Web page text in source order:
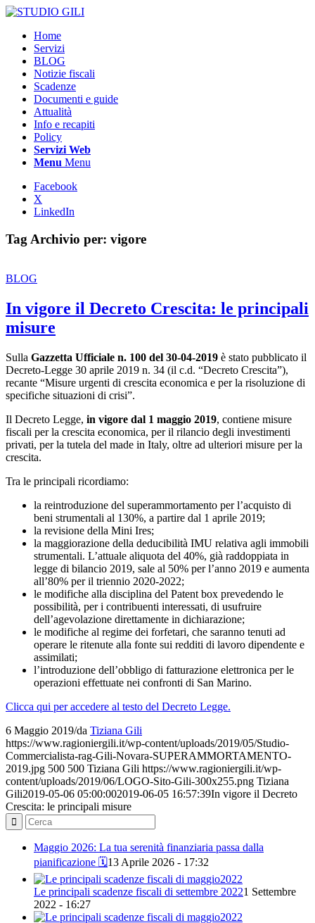
Home
Servizi
BLOG
Notizie fiscali
Scadenze
Documenti e guide
Attualità
Info e recapiti
Policy
Servizi Web
Menu Menu
Facebook
X
LinkedIn
Tag Archivio per: vigore
BLOG
In vigore il Decreto Crescita: le principali
misure
Sulla Gazzetta Ufficiale n. 100 del 30-04-2019 è stato pubblicato il
Decreto-Legge 30 aprile 2019 n. 34 (il c.d. “Decreto Crescita”),
recante “Misure urgenti di crescita economica e per la risoluzione di
specifiche situazioni di crisi”.
Il Decreto Legge, in vigore dal 1 maggio 2019, contiene misure
fiscali per la crescita economica, per il rilancio degli investimenti
privati, per la tutela del made in Italy, oltre ad ulteriori misure per la
crescita.
Tra le principali ricordiamo:
la reintroduzione del superammortamento per l’acquisto di
beni strumentali al 130%, a partire dal 1 aprile 2019;
la revisione della Mini Ires;
la maggiorazione della deducibilità IMU relativa agli immobili
strumentali. L’attuale aliquota del 40%, già raddoppiata in
legge di bilancio 2019, sale al 50% per l’anno 2019 e aumenta
all’80% per il triennio 2020-2022;
le modifiche alla disciplina del Patent box prevedendo le
possibilità, per i contribuenti interessati, di usufruire
dell’agevolazione direttamente in dichiarazione;
le modifiche al regime dei forfetari, che saranno tenuti ad
operare le ritenute alla fonte sui redditi di lavoro dipendente e
assimilati;
l’introduzione dell’obbligo di fatturazione elettronica per le
operazioni effettuate nei confronti di San Marino.
Clicca qui per accedere al testo del Decreto Legge.
6 Maggio 2019/da Tiziana Gili
https://www.ragioniergili.it/wp-content/uploads/2019/05/Studio-
Commercialista-rag-Gili-Novara-SUPERAMMORTAMENTO-
2019.jpg 500 500 Tiziana Gili https://www.ragioniergili.it/wp-
content/uploads/2019/06/LOGO-Sito-Gili-300x255.png Tiziana
Gili2019-05-06 05:00:002019-06-05 16:57:39In vigore il Decreto
Crescita: le principali misure
Maggio 2026: La tua serenità finanziaria passa dalla
pianificazione 🗓️13 Aprile 2026 - 17:32
Le principali scadenze fiscali di settembre 20221 Settembre
2022 - 16:27